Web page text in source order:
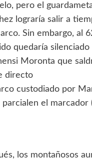
pero el
lograría salir a
Sin embargo, al
quedaría
Moronta que
directo
custodiado por
el marcador
los montañosos